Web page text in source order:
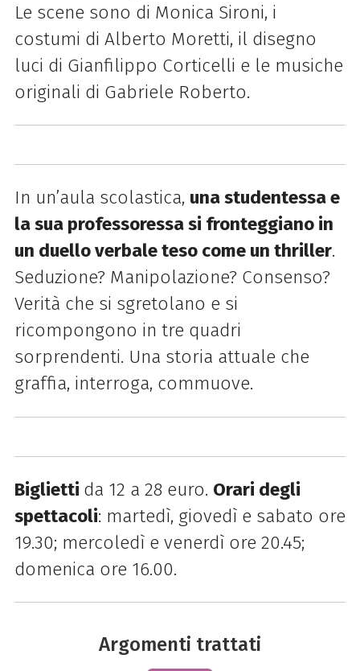
Le scene sono di Monica Sironi, i
costumi di Alberto Moretti, il disegno
luci di Gianfilippo Corticelli e le musiche
originali di Gabriele Roberto.
In un’aula scolastica, una studentessa e
la sua professoressa si fronteggiano in
un duello verbale teso come un thriller.
Seduzione? Manipolazione? Consenso?
Verità che si sgretolano e si
ricompongono in tre quadri
sorprendenti. Una storia attuale che
graffia, interroga, commuove.
Biglietti da 12 a 28 euro. Orari degli
spettacoli: martedì, giovedì e sabato ore
19.30; mercoledì e venerdì ore 20.45;
domenica ore 16.00.
Argomenti trattati